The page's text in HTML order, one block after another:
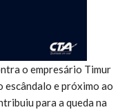
o empresário Timur
e próximo ao
para a queda na